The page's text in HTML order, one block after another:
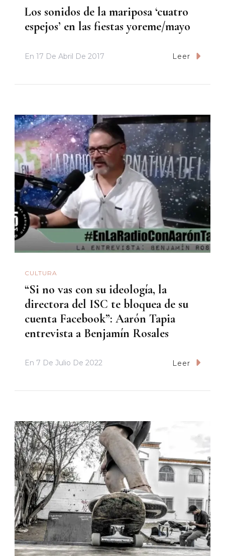
Los sonidos de la mariposa ‘cuatro
espejos’ en las fiestas yoreme/mayo
En 17 De Abril De 2017 Leer
CULTURA
“Si no vas con su ideología, la
directora del ISC te bloquea de su
cuenta Facebook”: Aarón Tapia
entrevista a Benjamín Rosales
En 7 De Julio De 2022 Leer